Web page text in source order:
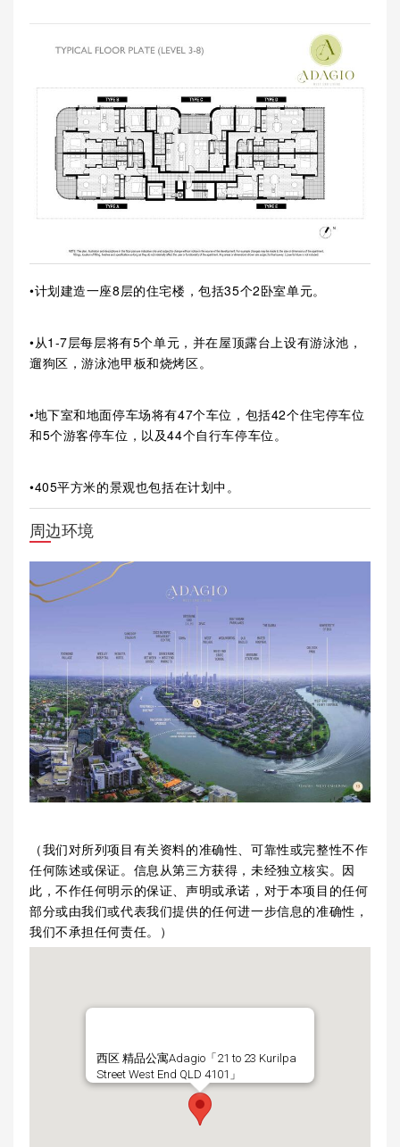
•计划建造一座8层的住宅楼，包括35个2卧室单元。
•从1-7层每层将有5个单元，并在屋顶露台上设有游泳池，
遛狗区，游泳池甲板和烧烤区。
•地下室和地面停车场将有47个车位，包括42个住宅停车位
和5个游客停车位，以及44个自行车停车位。
•405平方米的景观也包括在计划中。
周边环境
（我们对所列项目有关资料的准确性、可靠性或完整性不作
任何陈述或保证。信息从第三方获得，未经独立核实。因
此，不作任何明示的保证、声明或承诺，对于本项目的任何
部分或由我们或代表我们提供的任何进一步信息的准确性，
我们不承担任何责任。）
西区 精品公寓Adagio「21 to 23 Kurilpa
Street West End QLD 4101」